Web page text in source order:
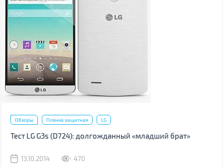
Обзоры Пленка защитная LG
Тест LG G3s (D724): долгожданный «младший брат»
13.10.2014 470